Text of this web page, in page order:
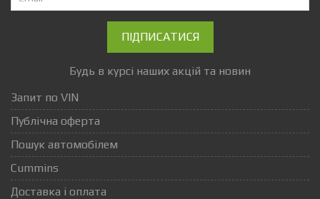
ПІДПИСАТИСЯ
Будь в курсі наших акцій та новин
Запит по VIN
Публічна оферта
Пошук автомобілем
Cummins
Доставка і оплата